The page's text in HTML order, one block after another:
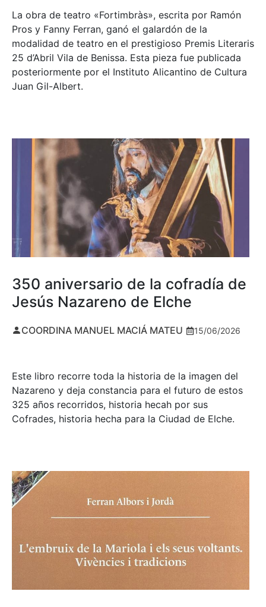
La obra de teatro «Fortimbràs», escrita por Ramón
Pros y Fanny Ferran, ganó el galardón de la
modalidad de teatro en el prestigioso Premis Literaris
25 d’Abril Vila de Benissa. Esta pieza fue publicada
posteriormente por el Instituto Alicantino de Cultura
Juan Gil-Albert.
350 aniversario de la cofradía de
Jesús Nazareno de Elche
COORDINA MANUEL MACIÁ MATEU 15/06/2026
Este libro recorre toda la historia de la imagen del
Nazareno y deja constancia para el futuro de estos
325 años recorridos, historia hecah por sus
Cofrades, historia hecha para la Ciudad de Elche.